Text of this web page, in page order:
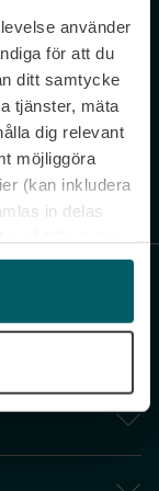
använder
för att du
ditt samtycke
tjänster, mäta
dig relevant
möjliggöra
(kan inkludera
in delas
medan du
av
som helst.
. Avprenumerera